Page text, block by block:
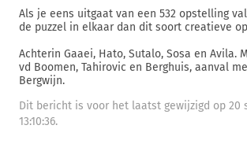
Als je eens uitgaat van een 532 opstelling
de puzzel in elkaar dan dit soort creatieve
Achterin Gaaei, Hato, Sutalo, Sosa en Avila.
vd Boomen, Tahirovic en Berghuis, aanval
Bergwijn.
Dit bericht is voor het laatst gewijzigd op 20
13:10:36.